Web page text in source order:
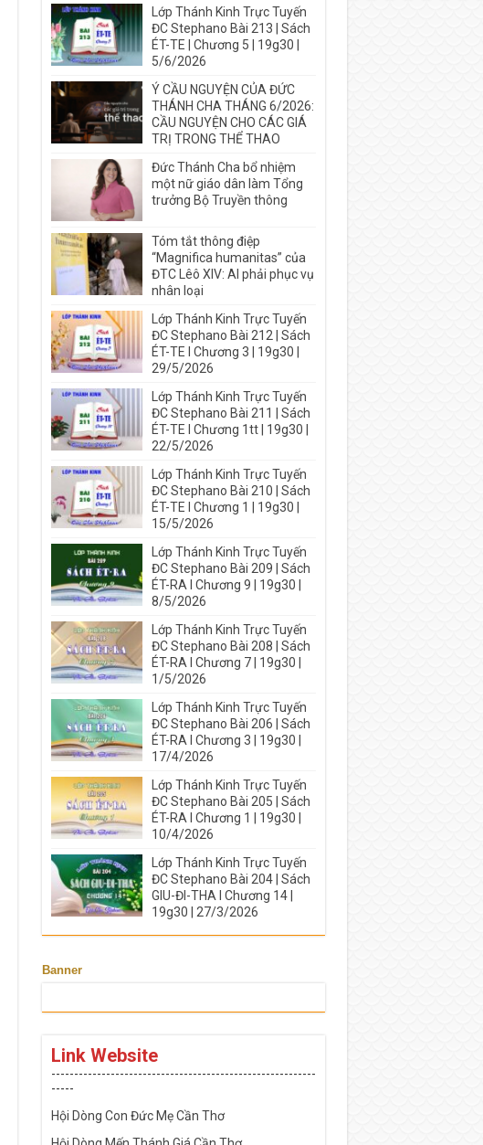
Lớp Thánh Kinh Trực Tuyến
ĐC Stephano Bài 213 | Sách
ÉT-TE | Chương 5 | 19g30 |
5/6/2026
Ý CẦU NGUYỆN CỦA ĐỨC
THÁNH CHA THÁNG 6/2026:
CẦU NGUYỆN CHO CÁC GIÁ
TRỊ TRONG THỂ THAO
Đức Thánh Cha bổ nhiệm
một nữ giáo dân làm Tổng
trưởng Bộ Truyền thông
Tóm tắt thông điệp
“Magnifica humanitas” của
ĐTC Lêô XIV: AI phải phục vụ
nhân loại
Lớp Thánh Kinh Trực Tuyến
ĐC Stephano Bài 212 | Sách
ÉT-TE I Chương 3 | 19g30 |
29/5/2026
Lớp Thánh Kinh Trực Tuyến
ĐC Stephano Bài 211 | Sách
ÉT-TE I Chương 1tt | 19g30 |
22/5/2026
Lớp Thánh Kinh Trực Tuyến
ĐC Stephano Bài 210 | Sách
ÉT-TE I Chương 1 | 19g30 |
15/5/2026
Lớp Thánh Kinh Trực Tuyến
ĐC Stephano Bài 209 | Sách
ÉT-RA I Chương 9 | 19g30 |
8/5/2026
Lớp Thánh Kinh Trực Tuyến
ĐC Stephano Bài 208 | Sách
ÉT-RA I Chương 7 | 19g30 |
1/5/2026
Lớp Thánh Kinh Trực Tuyến
ĐC Stephano Bài 206 | Sách
ÉT-RA I Chương 3 | 19g30 |
17/4/2026
Lớp Thánh Kinh Trực Tuyến
ĐC Stephano Bài 205 | Sách
ÉT-RA I Chương 1 | 19g30 |
10/4/2026
Lớp Thánh Kinh Trực Tuyến
ĐC Stephano Bài 204 | Sách
GIU-ĐI-THA I Chương 14 |
19g30 | 27/3/2026
Banner
Link Website
----------------------------------------------------------
-----
Hội Dòng Con Đức Mẹ Cần Thơ